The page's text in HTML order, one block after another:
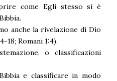
come Egli stesso si è
anche la rivelazione di Dio
18; Romani 1:4).
o classificazioni
e classificare in modo